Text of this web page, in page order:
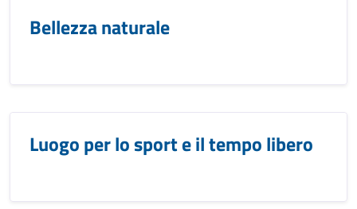
Bellezza naturale
Luogo per lo sport e il tempo libero